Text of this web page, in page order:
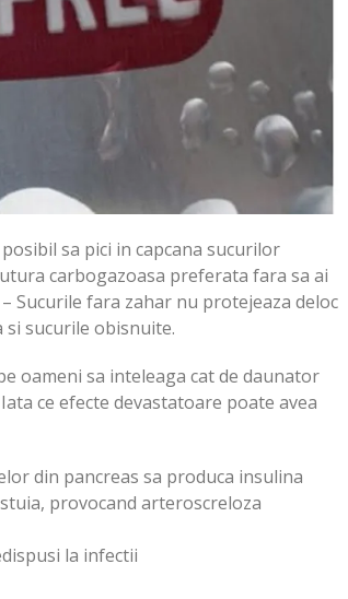
sa pici in capcana sucurilor
carbogazoasa preferata fara sa ai
Sucurile fara zahar nu protejeaza deloc
sucurile obisnuite.
oameni sa inteleaga cat de daunator
ce efecte devastatoare poate avea
din pancreas sa produca insulina
provocand arteroscreloza
la infectii